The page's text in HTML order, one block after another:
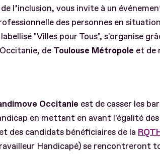
l’inclusion, vous invite à un
des personnes en
"Villes pour Tous", s'organise
de Toulouse Métropole et de
Occitanie est de casser les
en mettant en avant l'égalité des
des candidats bénéficiaires de la
Handicapé) se rencontreront